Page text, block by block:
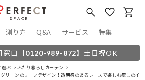
測り方 Q&A サービス 特集
窓口 【0120-989-872】 土日祝OK
選ぶ
ふたり暮らしカーテン
リーンのリーフデザイン！透明感のあるレースで楽しむ癒しのイ